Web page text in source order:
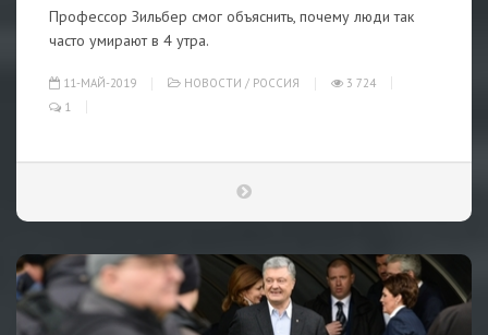
Профессор Зильбер смог объяснить, почему люди так
часто умирают в 4 утра.
11-МАЙ-2019 НОВОСТИ / РОССИЯ
3 724
1